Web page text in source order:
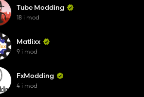
Tube Modding
18 i mod
Matlixx
9 i mod
FxModding
4 i mod